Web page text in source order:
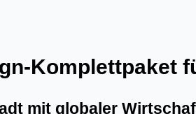
Komplettpaket
mit globaler